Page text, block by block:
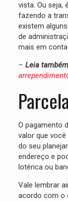
vista. Ou seja,
fazendo a
existem
de
mais em
– Leia
O pagamento
valor que
do seu
endereço e
lotérica ou
Vale lembrar
acordo com o